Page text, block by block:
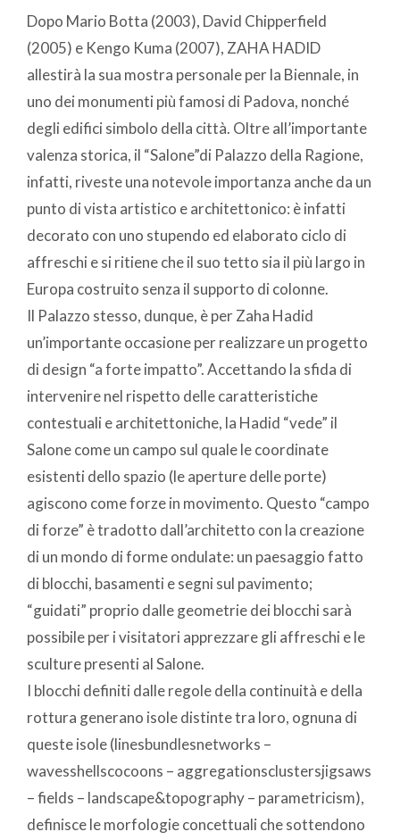
Dopo Mario Botta (2003), David Chipperfield
(2005) e Kengo Kuma (2007), ZAHA HADID
allestirà la sua mostra personale per la Biennale, in
uno dei monumenti più famosi di Padova, nonché
degli edifici simbolo della città. Oltre all’importante
valenza storica, il “Salone”di Palazzo della Ragione,
infatti, riveste una notevole importanza anche da un
punto di vista artistico e architettonico: è infatti
decorato con uno stupendo ed elaborato ciclo di
affreschi e si ritiene che il suo tetto sia il più largo in
Europa costruito senza il supporto di colonne.
Il Palazzo stesso, dunque, è per Zaha Hadid
un’importante occasione per realizzare un progetto
di design “a forte impatto”. Accettando la sfida di
intervenire nel rispetto delle caratteristiche
contestuali e architettoniche, la Hadid “vede” il
Salone come un campo sul quale le coordinate
esistenti dello spazio (le aperture delle porte)
agiscono come forze in movimento. Questo “campo
di forze” è tradotto dall’architetto con la creazione
di un mondo di forme ondulate: un paesaggio fatto
di blocchi, basamenti e segni sul pavimento;
“guidati” proprio dalle geometrie dei blocchi sarà
possibile per i visitatori apprezzare gli affreschi e le
sculture presenti al Salone.
I blocchi definiti dalle regole della continuità e della
rottura generano isole distinte tra loro, ognuna di
queste isole (linesbundlesnetworks –
wavesshellscocoons – aggregationsclustersjigsaws
– fields – landscape&topography – parametricism),
definisce le morfologie concettuali che sottendono